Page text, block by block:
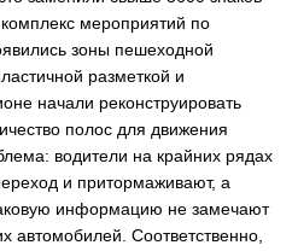
мероприятий по
зоны пешеходной
разметкой и
начали реконструировать
полос для движения
водители на крайних рядах
и притормаживают, а
информацию не замечают
автомобилей. Соответственно,